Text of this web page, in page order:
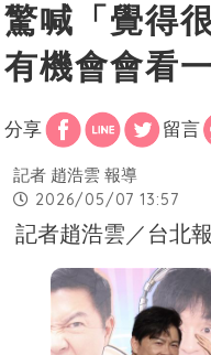
驚喊「覺得
有機會會看
分享 留言
記者 趙浩雲 報導
2026/05/07 13:57
記者趙浩雲／台北